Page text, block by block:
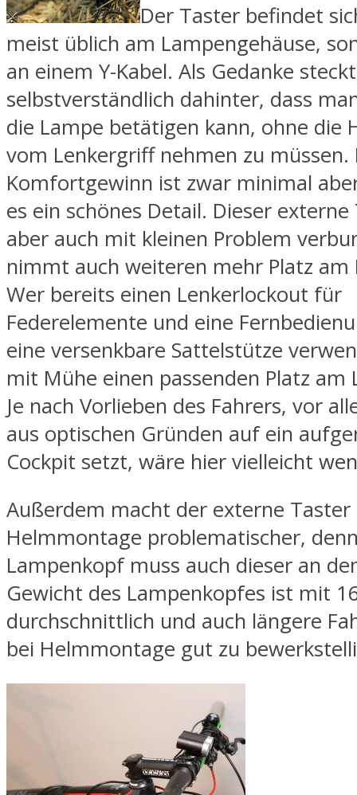
Der Taster befindet
meist üblich am Lampengehäuse,
an einem Y-Kabel. Als Gedanke steckt
selbstverständlich dahinter, dass
die Lampe betätigen kann, ohne die
vom Lenkergriff nehmen zu müssen.
Komfortgewinn ist zwar minimal
es ein schönes Detail. Dieser
aber auch mit kleinen Problem
nimmt auch weiteren mehr Platz am
Wer bereits einen Lenkerlockout für
Federelemente und eine
eine versenkbare Sattelstütze
mit Mühe einen passenden Platz am
Je nach Vorlieben des Fahrers, vor
aus optischen Gründen auf ein
Cockpit setzt, wäre hier vielleicht
Außerdem macht der externe Taster
Helmmontage problematischer,
Lampenkopf muss auch dieser an
Gewicht des Lampenkopfes ist mit
durchschnittlich und auch längere
bei Helmmontage gut zu